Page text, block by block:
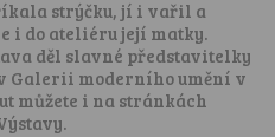
strýčku, jí i vařil a
i do ateliéru její matky.
děl slavné představitelky
Galerii moderního umění v
můžete i na stránkách